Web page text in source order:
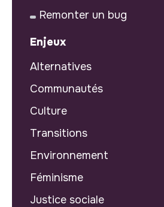
Remonter un bug
Enjeux
Alternatives
Communautés
Culture
Transitions
Environnement
Féminisme
Justice sociale